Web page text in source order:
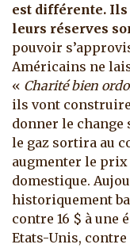
est différente. Ils
leurs réserves
pouvoir
Américains ne
« Charité bien
ils vont
donner le
le gaz sortira au
augmenter le
domestique.
historiquement
contre 16 $ à une
Etats-Unis, contre